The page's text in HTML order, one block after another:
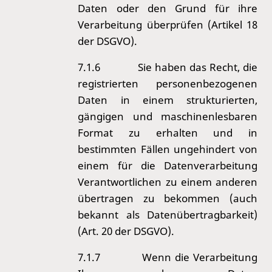
Daten oder den Grund für ihre
Verarbeitung überprüfen (Artikel 18
der DSGVO).
7.1.6 Sie haben das Recht, die
registrierten personenbezogenen
Daten in einem strukturierten,
gängigen und maschinenlesbaren
Format zu erhalten und in
bestimmten Fällen ungehindert von
einem für die Datenverarbeitung
Verantwortlichen zu einem anderen
übertragen zu bekommen (auch
bekannt als Datenübertragbarkeit)
(Art. 20 der DSGVO).
7.1.7Wenn die Verarbeitung